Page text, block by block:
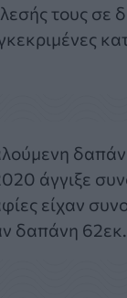
τους σε
άγγιξε
είχαν
δαπάνη